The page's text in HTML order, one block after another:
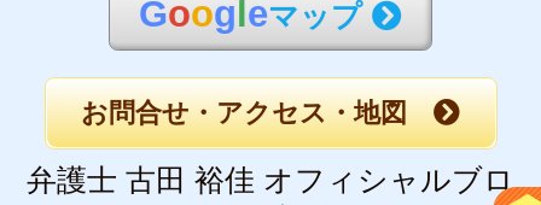
Goog eマップ
お問合せ・アクセス・地図
弁護士 古田 裕佳 オフィシャルブロ